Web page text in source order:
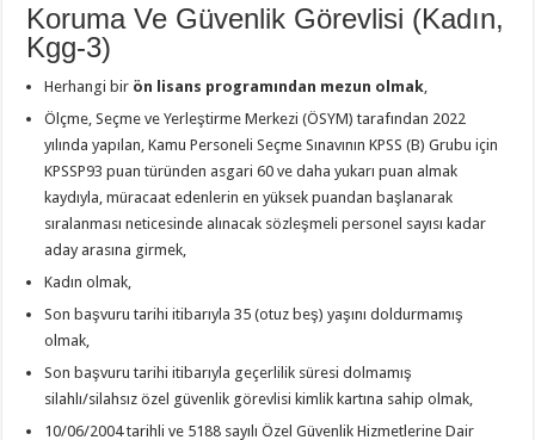
Koruma Ve Güvenlik Görevlisi (Kadın,
Kgg-3)
Herhangi bir ön lisans programından mezun olmak
Ölçme, Seçme ve Yerleştirme Merkezi (ÖSYM) tarafından 2022
yılında yapılan, Kamu Personeli Seçme Sınavının KPSS (B) Grubu için
KPSSP93 puan türünden asgari 60 ve daha yukarı puan almak
kaydıyla, müracaat edenlerin en yüksek puandan başlanarak
sıralanması neticesinde alınacak sözleşmeli personel sayısı kadar
aday arasına girmek,
Kadın olmak,
Son başvuru tarihi itibarıyla 35 (otuz beş) yaşını doldurmamış
olmak,
Son başvuru tarihi itibarıyla geçerlilik süresi dolmamış
silahlı/silahsız özel güvenlik görevlisi kimlik kartına sahip olmak,
10/06/2004 tarihli ve 5188 sayılı Özel Güvenlik Hizmetlerine Dair